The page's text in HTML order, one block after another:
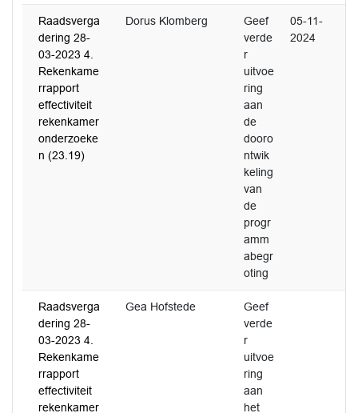
Raadsverga
dering 28-
03-2023 4.
Rekenkame
rrapport
effectiviteit
rekenkamer
onderzoeke
n (23.19)
Dorus Klomberg
Geef
verde
r
uitvoe
ring
aan
de
dooro
ntwik
keling
van
de
progr
amm
abegr
oting
05-11-
2024
Raadsverga
dering 28-
03-2023 4.
Rekenkame
rrapport
effectiviteit
rekenkamer
Gea Hofstede
Geef
verde
r
uitvoe
ring
aan
het